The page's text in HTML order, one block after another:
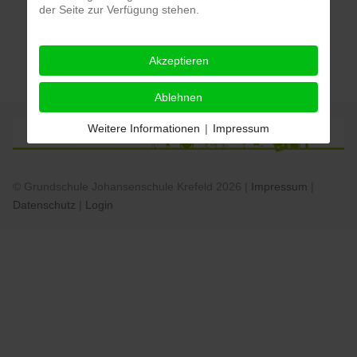
Weihnachtsferien, OGS geschlossen
© Grundschule Johansenschule Krefeld 2026 | Impressum
Datenschutz
Login
der Seite zur Verfügung stehen.
Akzeptieren
Ablehnen
Weitere Informationen | Impressum